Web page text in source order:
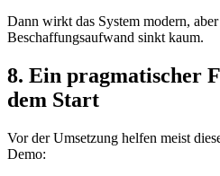
Dann wirkt das System modern,
Beschaffungsaufwand sinkt kaum.
8. Ein pragmatischer
dem Start
Vor der Umsetzung helfen meist
Demo: